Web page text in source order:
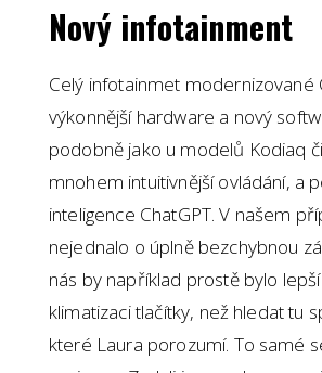
Nový infotainment
Celý infotainmet modernizované
výkonnější hardware a nový
podobně jako u modelů Kodiaq
mnohem intuitivnější ovládání, a
inteligence ChatGPT. V našem
nejednalo o úplně bezchybnou
nás by například prostě bylo
klimatizaci tlačítky, než hledat tu
které Laura porozumí. To samé